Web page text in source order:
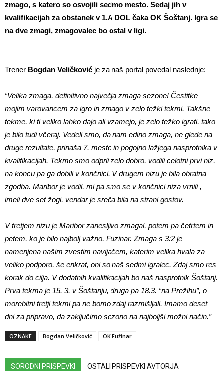
zmago, s katero so osvojili sedmo mesto. Sedaj jih v
kvalifikacijah za obstanek v 1.A DOL čaka OK Šoštanj. Igra se
na dve zmagi, zmagovalec bo ostal v ligi.
Trener Bogdan Veličković je za naš portal povedal naslednje:
“Velika zmaga, definitivno največja zmaga sezone! Čestitke
mojim varovancem za igro in zmago v zelo težki tekmi. Takšne
tekme, ki ti veliko lahko dajo ali vzamejo, je zelo težko igrati, tako
je bilo tudi včeraj. Vedeli smo, da nam edino zmaga, ne glede na
druge rezultate, prinaša 7. mesto in pogojno lažjega nasprotnika v
kvalifikacijah. Tekmo smo odprli zelo dobro, vodili celotni prvi niz,
na koncu pa ga dobili v končnici. V drugem nizu je bila obratna
zgodba. Maribor je vodil, mi pa smo se v končnici niza vrnili ,
imeli dve set žogi, vendar je sreča bila na strani gostov.
V tretjem nizu je Maribor zanesljivo zmagal, potem pa četrtem in
petem, ko je bilo najbolj važno, Fuzinar. Zmaga s 3:2 je
namenjena našim zvestim navijačem, katerim velika hvala za
veliko podporo, še enkrat, oni so naš sedmi igralec. Zdaj smo res
korak do cilja. V dodatnih kvalifikacijah bo naš nasprotnik Šoštanj.
Prva tekma je 15. 3. v Šoštanju, druga pa 18.3. “na Prežihu”, o
morebitni tretji tekmi pa ne bomo zdaj razmišljali. Imamo deset
dni za pripravo, da zaključimo sezono na najboljši možni način.”
OZNAKE Bogdan Veličković OK Fužinar
SORODNI PRISPEVKI OSTALI PRISPEVKI AVTORJA